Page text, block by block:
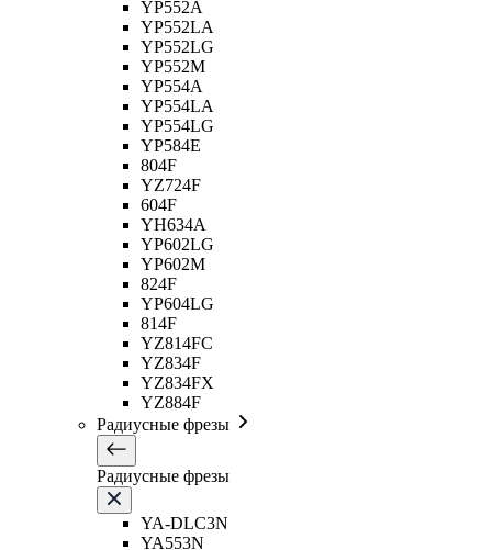
YP552A
YP552LA
YP552LG
YP552M
YP554A
YP554LA
YP554LG
YP584E
804F
YZ724F
604F
YH634A
YP602LG
YP602M
824F
YP604LG
814F
YZ814FC
YZ834F
YZ834FX
YZ884F
Радиусные фрезы
Радиусные фрезы
YA-DLC3N
YA553N